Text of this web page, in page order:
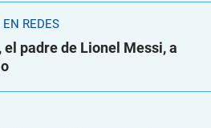
REDES
padre de Lionel Messi, a